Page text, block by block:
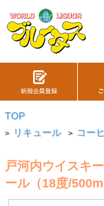
TOP
> リキュール > コー
戸河内ウイスキ
ール（18度/